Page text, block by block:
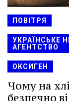
ПОВІТРЯ
УКРАЇНСЬКЕ
АГЕНТСТВО
ОКСИГЕН
Чому на
безпечно